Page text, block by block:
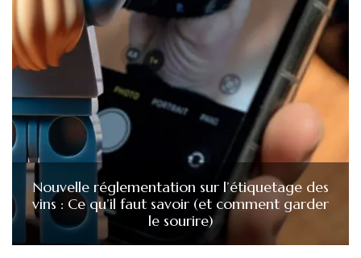
Nouvelle réglementation sur l’étiquetage des
vins : Ce qu’il faut savoir (et comment garder
le sourire)